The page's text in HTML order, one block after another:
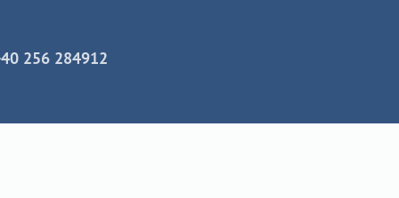
256 284912